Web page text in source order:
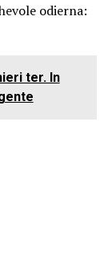
odierna:
ter. In